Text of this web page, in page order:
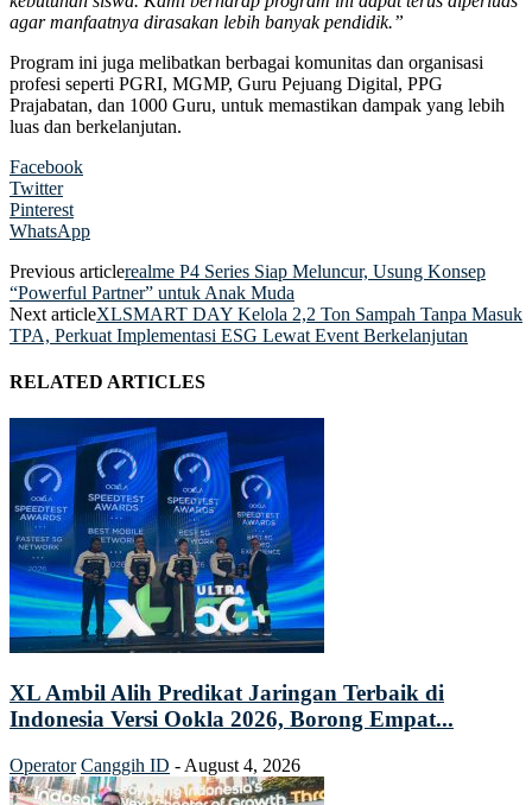
agar manfaatnya dirasakan lebih banyak pendidik.”
Program ini juga melibatkan berbagai komunitas dan organisasi
profesi seperti PGRI, MGMP, Guru Pejuang Digital, PPG
Prajabatan, dan 1000 Guru, untuk memastikan dampak yang lebih
luas dan berkelanjutan.
Facebook
Twitter
Pinterest
WhatsApp
Previous articlerealme P4 Series Siap Meluncur, Usung Konsep
“Powerful Partner” untuk Anak Muda
Next articleXLSMART DAY Kelola 2,2 Ton Sampah Tanpa Masuk
TPA, Perkuat Implementasi ESG Lewat Event Berkelanjutan
RELATED ARTICLES
XL Ambil Alih Predikat Jaringan Terbaik di
Indonesia Versi Ookla 2026, Borong Empat...
Operator Canggih ID - August 4, 2026